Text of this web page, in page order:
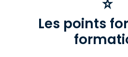
Les points